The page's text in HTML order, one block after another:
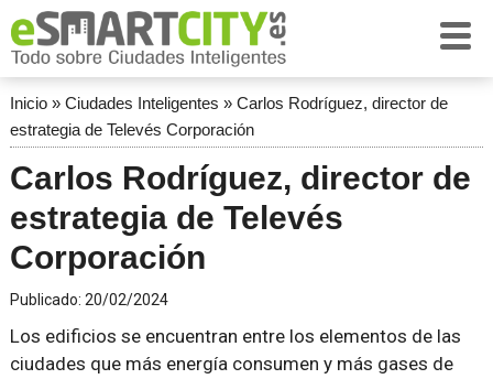
Inicio» Ciudades Inteligentes » Carlos Rodríguez, director de
estrategia de Televés Corporación
Carlos Rodríguez, director de
estrategia de Televés
Corporación
Publicado: 20/02/2024
Los edificios se encuentran entre los elementos de las
ciudades que más energía consumen y más gases de